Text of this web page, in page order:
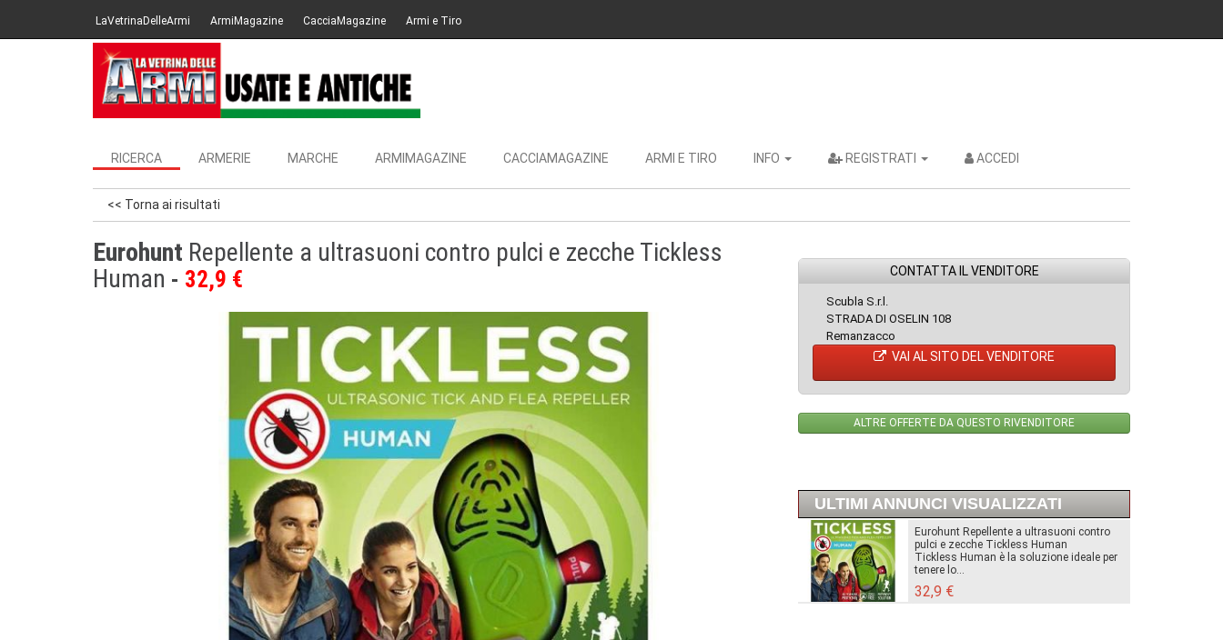
LaVetrinaDelleArmi ArmiMagazine CacciaMagazine Armi e Tiro
RICERCA ARMERIE MARCHE ARMIMAGAZINE CACCIAMAGAZINE ARMI E TIRO INFO REGISTRATI ACCEDI
<< Torna ai risultati
Eurohunt Repellente a ultrasuoni contro pulci e zecche Tickless
Human
32,9 € CONTATTA IL VENDITORE
Scubla S.r.l.
STRADA DI OSELIN 108
Remanzacco
VAI AL SITO DEL VENDITORE
ALTRE OFFERTE DA QUESTO RIVENDITORE
ULTIMI ANNUNCI VISUALIZZATI
Eurohunt Repellente a ultrasuoni contro
pulci e zecche Tickless Human
Tickless Human è la soluzione ideale per
tenere lo...
32,9 €